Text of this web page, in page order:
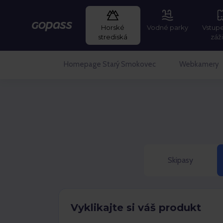
Gopass
Horské
strediská
Vodné parky
Homepage Starý Smokovec Webkamery
Skipasy
Vyklikajte si váš produkt